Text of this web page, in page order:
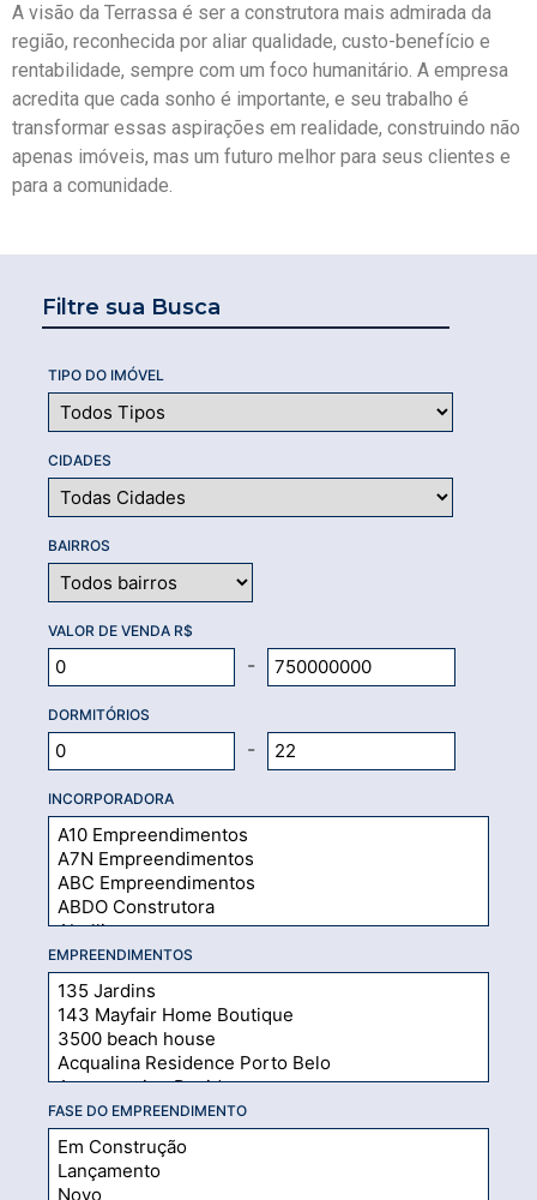
Filtre sua Busca
TIPO DO IMÓVEL
CIDADES
BAIRROS
VALOR DE VENDA R$
-
DORMITÓRIOS
-
INCORPORADORA
EMPREENDIMENTOS
FASE DO EMPREENDIMENTO
A visão da Terrassa é ser a construtora mais admirada da
região, reconhecida por aliar qualidade, custo-benefício e
rentabilidade, sempre com um foco humanitário. A empresa
acredita que cada sonho é importante, e seu trabalho é
transformar essas aspirações em realidade, construindo não
apenas imóveis, mas um futuro melhor para seus clientes e
para a comunidade.